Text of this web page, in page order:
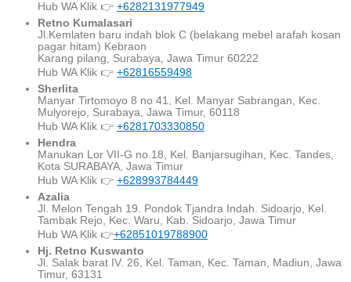
Hub WA Klik 👉 +6282131977949
Retno Kumalasari
Jl.Kemlaten baru indah blok C (belakang mebel arafah kosan
pagar hitam) Kebraon
Karang pilang, Surabaya, Jawa Timur 60222
Hub WA Klik 👉 +62816559498
Sherlita
Manyar Tirtomoyo 8 no 41, Kel. Manyar Sabrangan, Kec.
Mulyorejo, Surabaya, Jawa Timur, 60118
Hub WA Klik 👉 +6281703330850
Hendra
Manukan Lor VII-G no.18, Kel. Banjarsugihan, Kec. Tandes,
Kota SURABAYA, Jawa Timur
Hub WA Klik 👉 +628993784449
Azalia
Jl. Melon Tengah 19. Pondok Tjandra Indah. Sidoarjo, Kel.
Tambak Rejo, Kec. Waru, Kab. Sidoarjo, Jawa Timur
Hub WA Klik 👉+62851019788900
Hj. Retno Kuswanto
Jl. Salak barat IV. 26, Kel. Taman, Kec. Taman, Madiun, Jawa
Timur, 63131